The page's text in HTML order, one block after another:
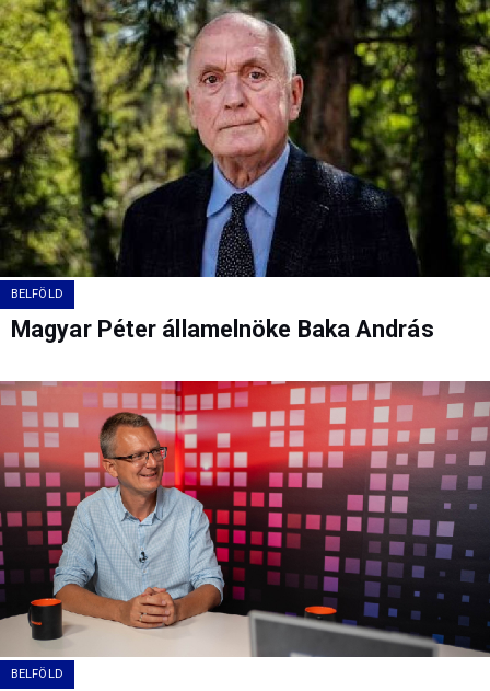
BELFÖLD
Magyar Péter államelnöke Baka András
BELFÖLD